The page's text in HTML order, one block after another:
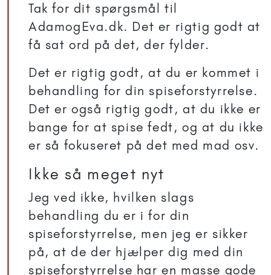
Tak for dit spørgsmål til
AdamogEva.dk. Det er rigtig godt at
få sat ord på det, der fylder.
Det er rigtig godt, at du er kommet i
behandling for din spiseforstyrrelse.
Det er også rigtig godt, at du ikke er
bange for at spise fedt, og at du ikke
er så fokuseret på det med mad osv.
Ikke så meget nyt
Jeg ved ikke, hvilken slags
behandling du er i for din
spiseforstyrrelse, men jeg er sikker
på, at de der hjælper dig med din
spiseforstyrrelse har en masse gode